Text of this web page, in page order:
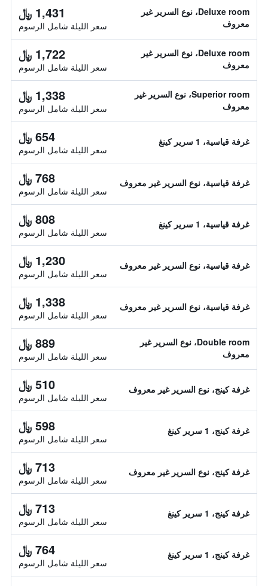
Deluxe room، نوع السرير غير
معروف
1,431 ﷼
سعر الليلة شامل الرسوم
Deluxe room، نوع السرير غير
معروف
1,722 ﷼
سعر الليلة شامل الرسوم
Superior room، نوع السرير غير
معروف
1,338 ﷼
سعر الليلة شامل الرسوم
غرفة قياسية، 1 سرير كينغ 654 ﷼
سعر الليلة شامل الرسوم
غرفة قياسية، نوع السرير غير معروف 768 ﷼
سعر الليلة شامل الرسوم
غرفة قياسية، 1 سرير كينغ 808 ﷼
سعر الليلة شامل الرسوم
غرفة قياسية، نوع السرير غير معروف 1,230 ﷼
سعر الليلة شامل الرسوم
غرفة قياسية، نوع السرير غير معروف 1,338 ﷼
سعر الليلة شامل الرسوم
Double room، نوع السرير غير
معروف
889 ﷼
سعر الليلة شامل الرسوم
غرفة كينج، نوع السرير غير معروف 510 ﷼
سعر الليلة شامل الرسوم
غرفة كينج، 1 سرير كينغ 598 ﷼
سعر الليلة شامل الرسوم
غرفة كينج، نوع السرير غير معروف 713 ﷼
سعر الليلة شامل الرسوم
غرفة كينج، 1 سرير كينغ 713 ﷼
سعر الليلة شامل الرسوم
غرفة كينج، 1 سرير كينغ 764 ﷼
سعر الليلة شامل الرسوم